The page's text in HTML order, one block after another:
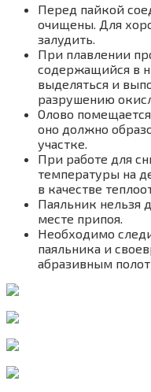
Перед пайкой
очищены. Для
залудить.
При плавлении
содержащийся в
выделяться и
разрушению
Олово
оно должно
участке.
При работе для
температуры на
в качестве
Паяльник нельзя
месте припоя.
Необходимо
паяльника и
абразивным